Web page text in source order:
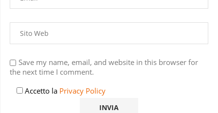
Save my name, email, and website in this browser for
the next time I comment.
Accetto la Privacy Policy